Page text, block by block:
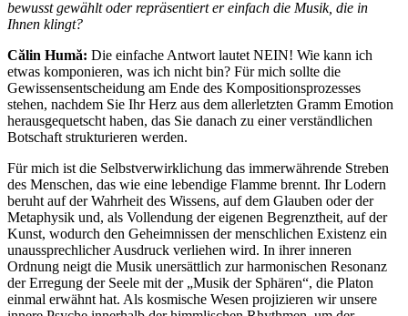
bewusst gewählt oder repräsentiert er einfach die Musik, die in
Ihnen klingt?
Călin Humă: Die einfache Antwort lautet NEIN! Wie kann ich
etwas komponieren, was ich nicht bin? Für mich sollte die
Gewissensentscheidung am Ende des Kompositionsprozesses
stehen, nachdem Sie Ihr Herz aus dem allerletzten Gramm Emotion
herausgequetscht haben, das Sie danach zu einer verständlichen
Botschaft strukturieren werden.
Für mich ist die Selbstverwirklichung das immerwährende Streben
des Menschen, das wie eine lebendige Flamme brennt. Ihr Lodern
beruht auf der Wahrheit des Wissens, auf dem Glauben oder der
Metaphysik und, als Vollendung der eigenen Begrenztheit, auf der
Kunst, wodurch den Geheimnissen der menschlichen Existenz ein
unaussprechlicher Ausdruck verliehen wird. In ihrer inneren
Ordnung neigt die Musik unersättlich zur harmonischen Resonanz
der Erregung der Seele mit der „Musik der Sphären“, die Platon
einmal erwähnt hat. Als kosmische Wesen projizieren wir unsere